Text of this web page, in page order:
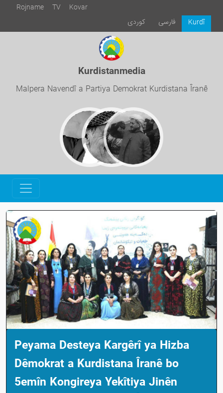
Rojname TV
Kovar
Kurdî
فارسی كوردی
Kurdistanmedia
Malpera Navendî a Partiya Demokrat Kurdistana Îranê
Peyama Desteya Kargêrî ya Hizba
Dêmokrat a Kurdistana Îranê bo
5emîn Kongireya Yekîtiya Jinên